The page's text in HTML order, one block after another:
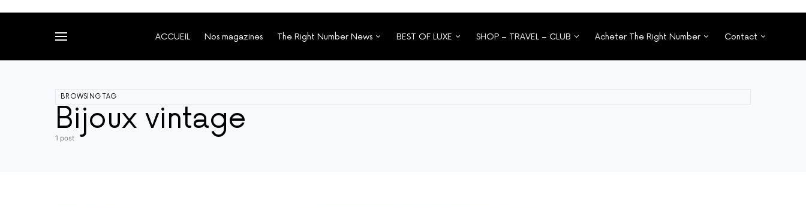
ACCUEIL Nos magazines The Right Number News BEST OF LUXE SHOP – TRAVEL – CLUB Acheter The Right Number Contact
BROWSING TAG
Bijoux vintage
1 post